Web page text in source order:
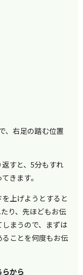
、右足の踏む位置
すと、5分もすれ
きます。
上げようとすると
り、先ほどもお伝
まうので、まずは
ることを何度もお伝
から